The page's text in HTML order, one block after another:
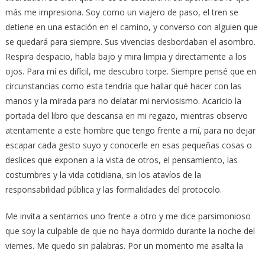
más me impresiona. Soy como un viajero de paso, el tren se
detiene en una estación en el camino, y converso con alguien que
se quedará para siempre. Sus vivencias desbordaban el asombro.
Respira despacio, habla bajo y mira limpia y directamente a los
ojos. Para mí es difícil, me descubro torpe. Siempre pensé que en
circunstancias como esta tendría que hallar qué hacer con las
manos y la mirada para no delatar mi nerviosismo. Acaricio la
portada del libro que descansa en mi regazo, mientras observo
atentamente a este hombre que tengo frente a mí, para no dejar
escapar cada gesto suyo y conocerle en esas pequeñas cosas o
deslices que exponen a la vista de otros, el pensamiento, las
costumbres y la vida cotidiana, sin los atavíos de la
responsabilidad pública y las formalidades del protocolo.
Me invita a sentarnos uno frente a otro y me dice parsimonioso
que soy la culpable de que no haya dormido durante la noche del
viernes. Me quedo sin palabras. Por un momento me asalta la